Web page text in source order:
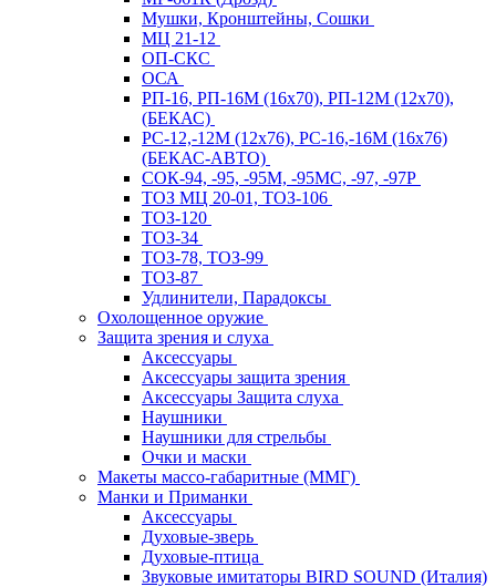
Мушки, Кронштейны, Сошки
МЦ 21-12
ОП-СКС
ОСА
РП-16, РП-16М (16х70), РП-12М (12х70),
(БЕКАС)
РС-12,-12М (12х76), РС-16,-16М (16х76)
(БЕКАС-АВТО)
СОК-94, -95, -95М, -95МС, -97, -97Р
ТОЗ МЦ 20-01, ТОЗ-106
ТОЗ-120
ТОЗ-34
ТОЗ-78, ТОЗ-99
ТОЗ-87
Удлинители, Парадоксы
Охолощенное оружие
Защита зрения и слуха
Аксессуары
Аксессуары защита зрения
Аксессуары Защита слуха
Наушники
Наушники для стрельбы
Очки и маски
Макеты массо-габаритные (ММГ)
Манки и Приманки
Аксессуары
Духовые-зверь
Духовые-птица
Звуковые имитаторы BIRD SOUND (Италия)